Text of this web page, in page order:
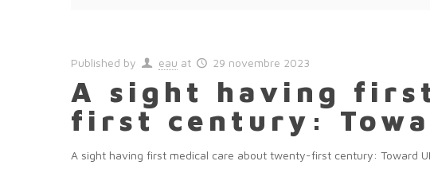
Published by eau at 29 novembre 2023
A sight having
first century:
A sight having first medical care about twenty-first century: Toward